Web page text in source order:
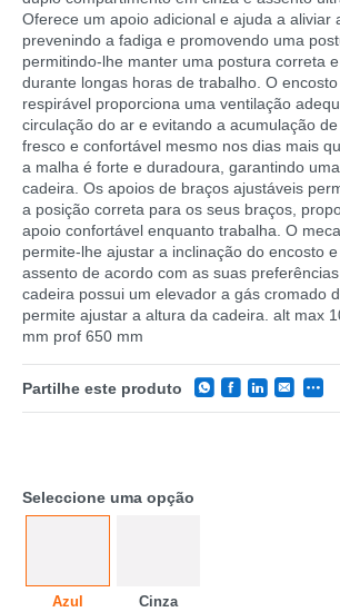
Oferece um apoio adicional e ajuda a aliviar
prevenindo a fadiga e promovendo uma
permitindo-lhe manter uma postura correta
durante longas horas de trabalho. O
respirável proporciona uma ventilação
circulação do ar e evitando a acumulação
fresco e confortável mesmo nos dias mais
a malha é forte e duradoura, garantindo
cadeira. Os apoios de braços ajustáveis
a posição correta para os seus braços,
apoio confortável enquanto trabalha. O
permite-lhe ajustar a inclinação do encosto
assento de acordo com as suas
cadeira possui um elevador a gás cromado
permite ajustar a altura da cadeira. alt max
mm prof 650 mm
Partilhe este produto
Seleccione uma opção
Azul Cinza
CATEGORIA
EAN